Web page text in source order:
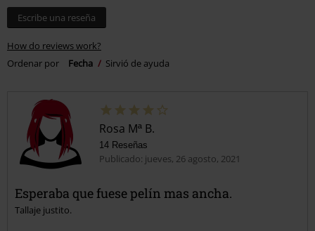
Escribe una reseña
How do reviews work?
Ordenar por
Fecha Sirvió de ayuda
Rosa Mª B.
14 Reseñas
Publicado: jueves, 26 agosto, 2021
Esperaba que fuese pelín mas ancha.
Tallaje justito.